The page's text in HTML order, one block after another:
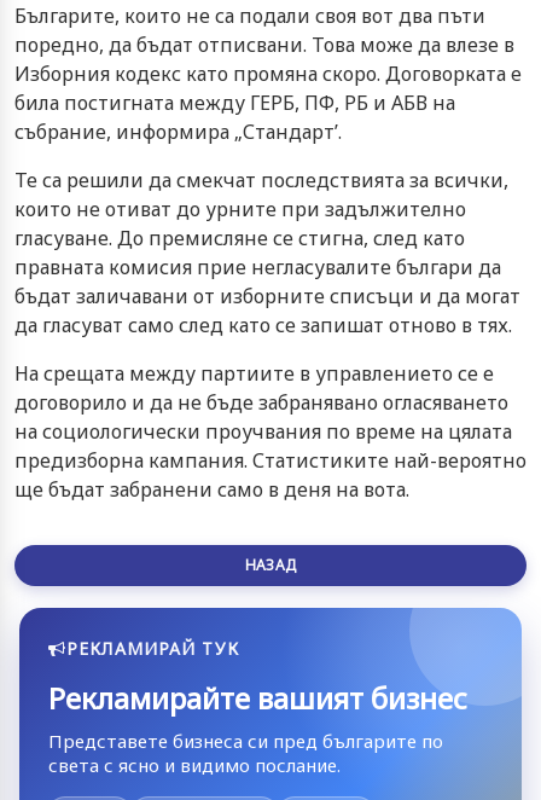
Българите, които не са подали своя вот два пъти
поредно, да бъдат отписвани. Това може да влезе в
Изборния кодекс като промяна скоро. Договорката е
била постигната между ГЕРБ, ПФ, РБ и АБВ на
събрание, информира „Стандарт’.
Те са решили да смекчат последствията за всички,
които не отиват до урните при задължително
гласуване. До премисляне се стигна, след като
правната комисия прие негласувалите българи да
бъдат заличавани от изборните списъци и да могат
да гласуват само след като се запишат отново в тях.
На срещата между партиите в управлението се е
договорило и да не бъде забранявано огласяването
на социологически проучвания по време на цялата
предизборна кампания. Статистиките най-вероятно
ще бъдат забранени само в деня на вота.
НАЗАД
РЕКЛАМИРАЙ ТУК
Рекламирайте вашият бизнес
Представете бизнеса си пред българите по
света с ясно и видимо послание.